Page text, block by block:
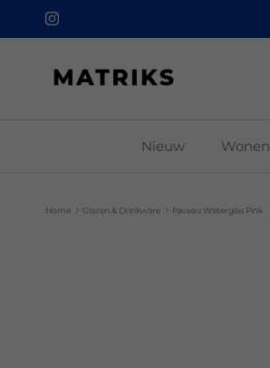
Instagram
Nieuw Wonen
Home Glazen & Drinkware Paveau Waterglas Pink